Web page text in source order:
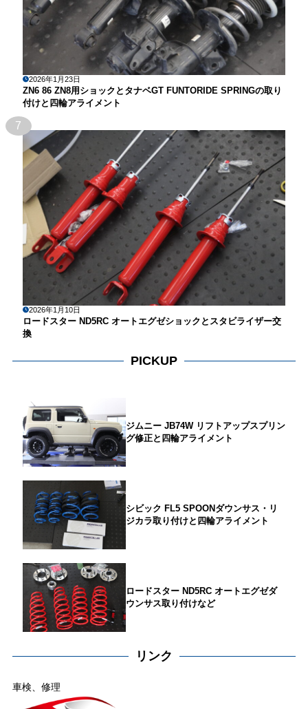
2026年1月23日
ZN6 86 ZN8用ショックとタナベGT FUNTORIDE SPRINGの取り
付けと四輪アライメント
7
2026年1月10日
ロードスター ND5RC オートエグゼショックとスタビライザー交
換
PICKUP
ジムニー JB74W リフトアップスプリン
グ修正と四輪アライメント
シビック FL5 SPOONダウンサス・リ
ジカラ取り付けと四輪アライメント
ロードスター ND5RC オートエグゼダ
ウンサス取り付けなど
リンク
車検、修理